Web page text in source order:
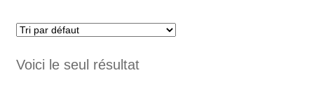
Voici le seul résultat